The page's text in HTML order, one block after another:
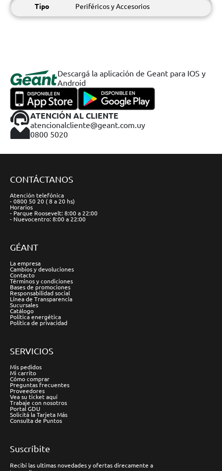
Tipo Periféricos y Accesorios
Descargá la aplicación de Geant para IOS y
Android
ATENCIÓN AL CLIENTE
atencionalcliente@geant.com.uy
0800 5020
CONTÁCTANOS
Atención telefónica
- 0800 50 20 ( 8 a 20 hs)
Horarios
- Parque Roosevelt: 8:00 a 22:00
- Nuevocentro: 8:00 a 22:00
GÉANT
La empresa
Cambios y devoluciones
Contacto
Términos y condiciones
Bases de promociones
Responsabilidad social
Línea de Transparencia
Sucursales
Catálogo
Política energética
Política de privacidad
SERVICIOS
Mis pedidos
Mi carrito
Cómo comprar
Preguntas frecuentes
Proveedores
Vea su ticket aquí
Trabaje con nosotros
Portal GDU
Solicitá la Tarjeta Más
Consulta de Puntos
Suscríbite
Recibí las ultimas novedades y ofertas direcamente a